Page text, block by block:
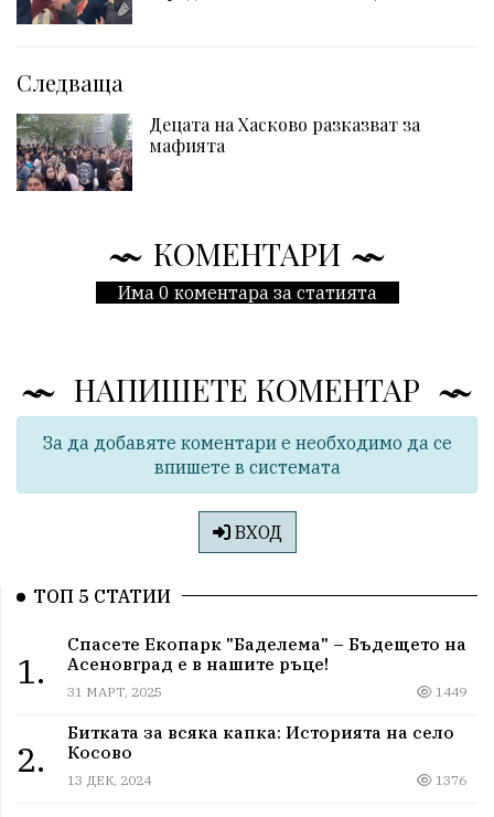
Следваща
Децата на Хасково разказват за
мафията
КОМЕНТАРИ
Има 0 коментара за статията
НАПИШЕТЕ КОМЕНТАР
За да добавяте коментари е необходимо да се
впишете в системата
ВХОД
ТОП 5 СТАТИИ
1.
Спасете Екопарк "Баделема" – Бъдещето на
Асеновград е в нашите ръце!
31 МАРТ, 2025 1449
2.
Битката за всяка капка: Историята на село
Косово
13 ДЕК, 2024 1376